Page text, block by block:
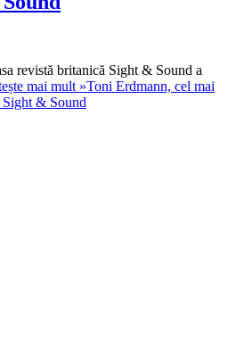
revistă britanică Sight & Sound a
mai mult »Toni Erdmann, cel mai
& Sound